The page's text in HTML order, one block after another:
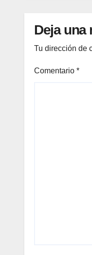
Deja una
Tu dirección de
Comentario *